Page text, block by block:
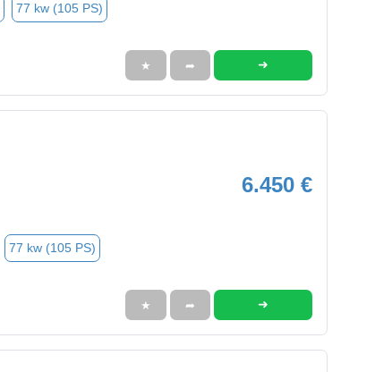
77 kw (105 PS)
★ ➦ ➜
6.450 €
77 kw (105 PS)
★ ➦ ➜